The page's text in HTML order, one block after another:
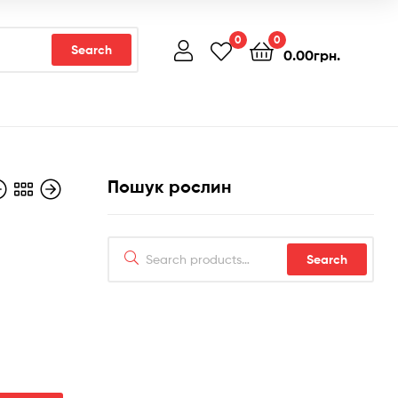
Search
0 0
0.00грн.
Пошук рослин
for:
Search